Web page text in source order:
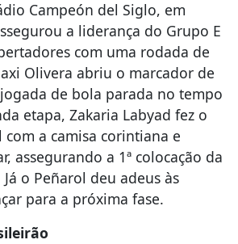
Campeón del Siglo, em
a liderança do Grupo E
com uma rodada de
Olivera abriu o marcador de
de bola parada no tempo
etapa, Zakaria Labyad fez o
a camisa corintiana e
assegurando a 1ª colocação da
o Peñarol deu adeus às
para a próxima fase.